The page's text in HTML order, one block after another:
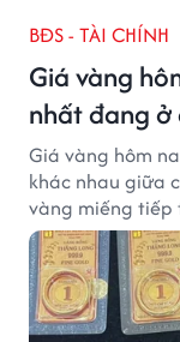
BĐS - TÀI CHÍNH
Giá vàng
nhất đang ở
Giá vàng hôm
khác nhau giữa
vàng miếng tiếp